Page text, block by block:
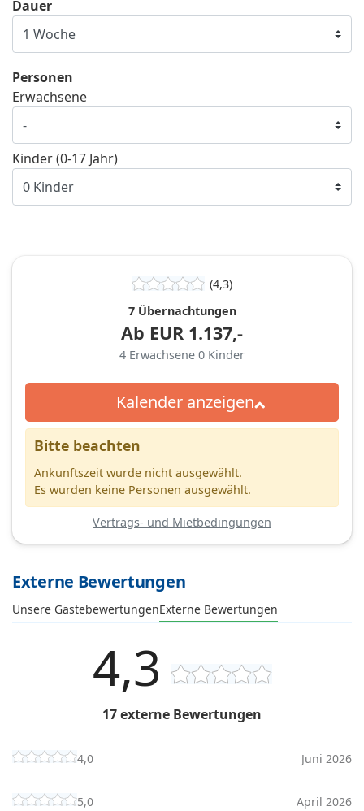
Dauer
Personen
Erwachsene
Kinder (0-17 Jahr)
(4,3)
7 Übernachtungen
Ab EUR 1.137,-
4 Erwachsene 0 Kinder
Kalender anzeigen
Bitte beachten
Ankunftszeit wurde nicht ausgewählt.
Es wurden keine Personen ausgewählt.
Vertrags- und Mietbedingungen
Externe Bewertungen
Unsere GästebewertungenExterne Bewertungen
4,3
17 externe Bewertungen
4,0 Juni 2026
5,0 April 2026